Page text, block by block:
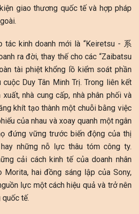
giao thương quốc tế và hợp pháp
tác kinh doanh mới là “Keiretsu - 系
ra đời, thay thế cho các “Zaibatsu
tài phiệt khổng lồ kiểm soát phần
Duy Tân Minh Trị. Trong liên kết
nhà cung cấp, nhà phân phối và
khít tạo thành một chuỗi bằng việc
của nhau và xoay quanh một ngân
đứng vững trước biến động của thị
những nỗ lực thâu tóm công ty.
cải cách kinh tế của doanh nhân
Morita, hai đồng sáng lập của Sony,
lực một cách hiệu quả và trở nên
tế.